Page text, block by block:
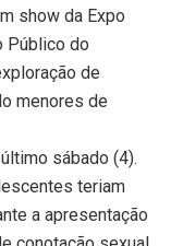
show da Expo
Público do
de
menores de
sábado (4).
teriam
a apresentação